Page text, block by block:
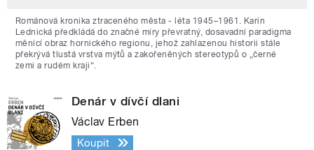
Románová kronika ztraceného města - léta 1945–1961. Karin
Lednická předkládá do značné míry převratný, dosavadní paradigma
měnící obraz hornického regionu, jehož zahlazenou historii stále
překrývá tlustá vrstva mýtů a zakořeněných stereotypů o „černé
zemi a rudém kraji“.
Denár v dívčí dlani
Václav Erben
Koupit